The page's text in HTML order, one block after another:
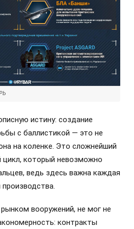
истину: создание
с баллистикой — это не
на коленке. Это сложнейший
цикл, который невозможно
ведь здесь важна каждая
вооружений, не мог не
контракты